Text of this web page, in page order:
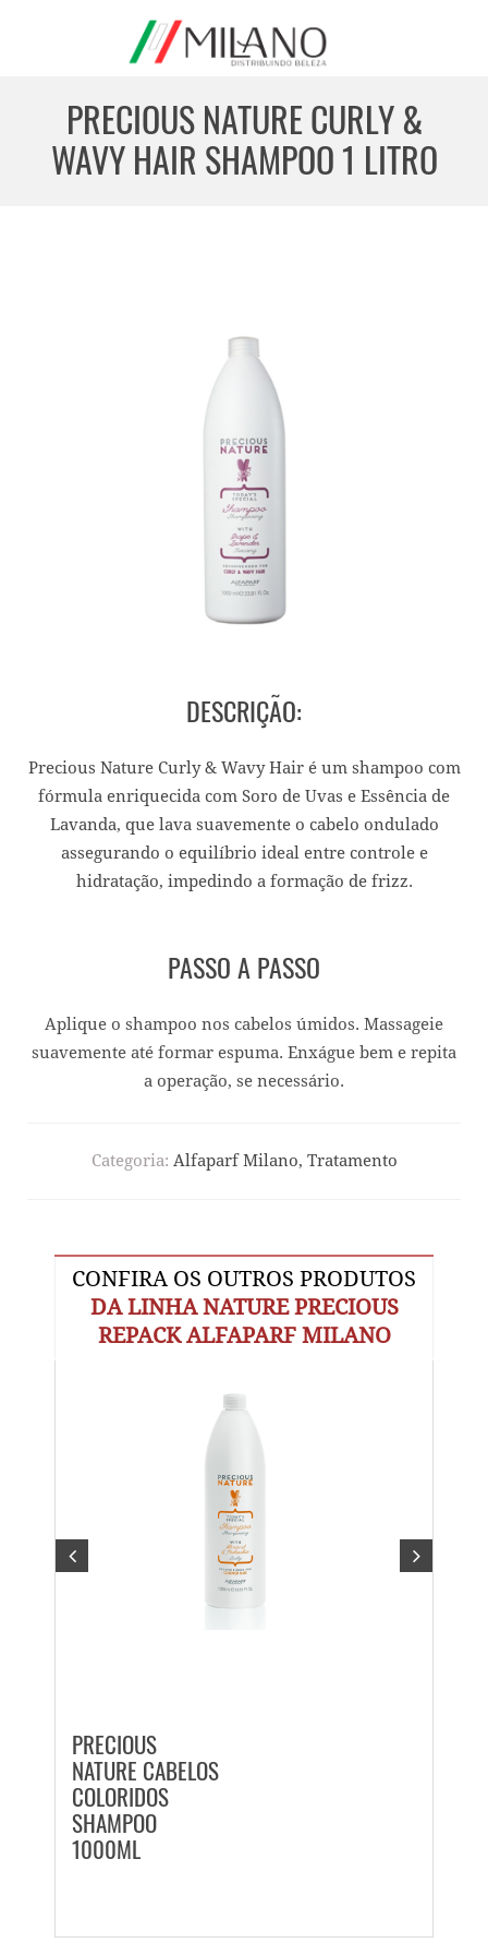
PRECIOUS NATURE CURLY &
WAVY HAIR SHAMPOO 1 LITRO
DESCRIÇÃO:
Precious Nature Curly & Wavy Hair é um shampoo com
fórmula enriquecida com Soro de Uvas e Essência de
Lavanda, que lava suavemente o cabelo ondulado
assegurando o equilíbrio ideal entre controle e
hidratação, impedindo a formação de frizz.
PASSO A PASSO
Aplique o shampoo nos cabelos úmidos. Massageie
suavemente até formar espuma. Enxágue bem e repita
a operação, se necessário.
Categoria: Alfaparf Milano, Tratamento
CONFIRA OS OUTROS PRODUTOS
DA LINHA NATURE PRECIOUS
REPACK ALFAPARF MILANO
PRECIOUS
NATURE CABELOS
COLORIDOS
SHAMPOO
1000ML